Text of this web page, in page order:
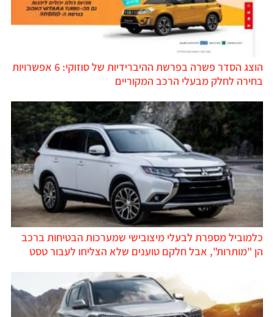
הוצג הסדר פשרה בפרשת ההיברידיות של סוזוקי: 6 אפשרויות
בחירה לחלק מבעלי הרכב המקוריים
כלמוביל מספרת לבעלי מיצובישי שמערכות הבטיחות ברכב
הן "מותרות", אבל חלקם טוענים שלא הצליחו לעבור טסט